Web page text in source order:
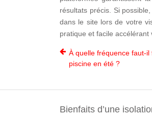
résultats précis. Si
dans le site lors de votre
pratique et facile accélérant
À quelle fréquence faut-
piscine en été ?
Bienfaits d’une